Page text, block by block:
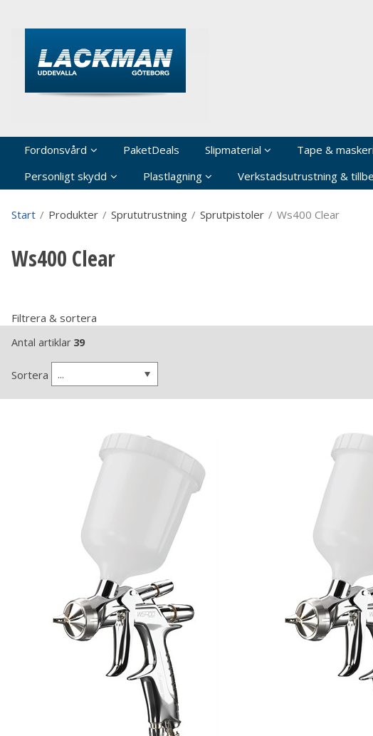
Fordonsvård PaketDeals Slipmaterial Tape &
Personligt skydd
Plastlagning Verkstadsutrustning &
Start / Produkter / Sprututrustning / Sprutpistoler / Ws400 Clear
Ws400 Clear
Filtrera & sortera
Antal artiklar 39
Sortera ...